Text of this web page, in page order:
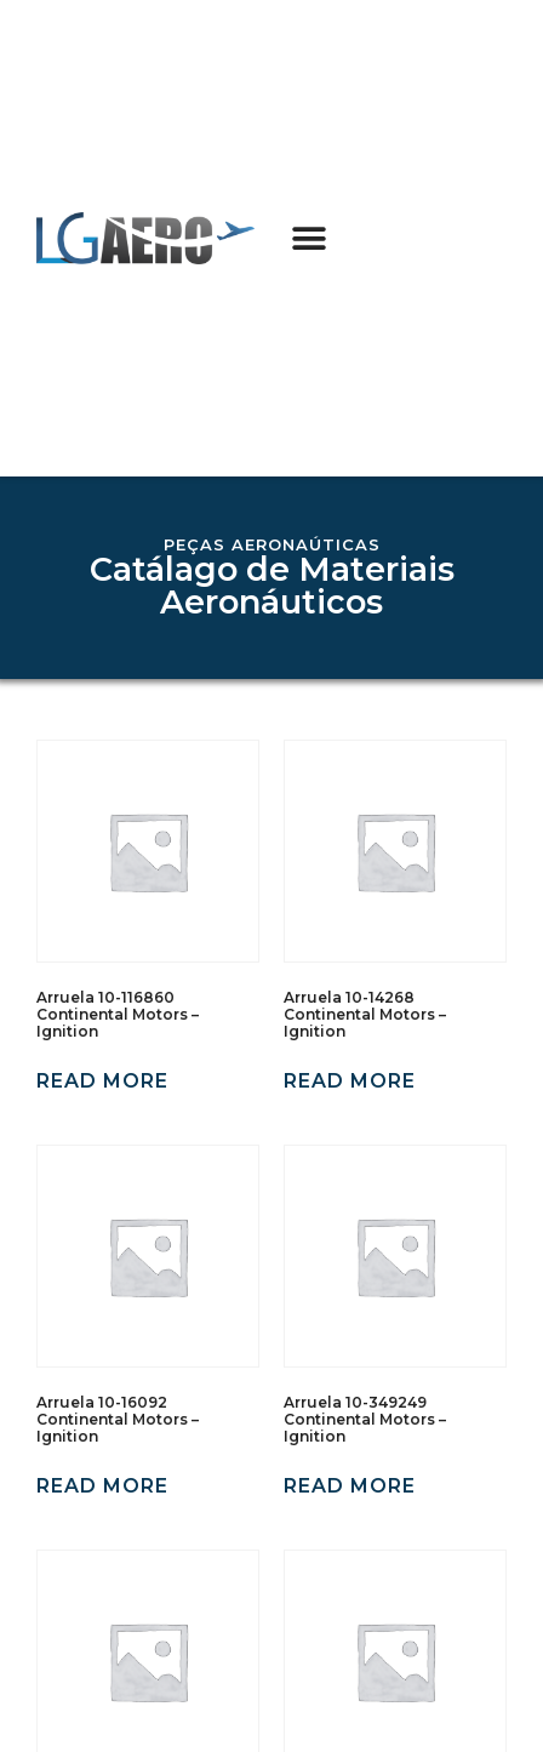
PEÇAS AERONAÚTICAS
Catálago de Materiais
Aeronáuticos
Arruela 10-116860
Continental Motors –
Ignition
READ MORE
Arruela 10-14268
Continental Motors –
Ignition
READ MORE
Arruela 10-16092
Continental Motors –
Ignition
READ MORE
Arruela 10-349249
Continental Motors –
Ignition
READ MORE